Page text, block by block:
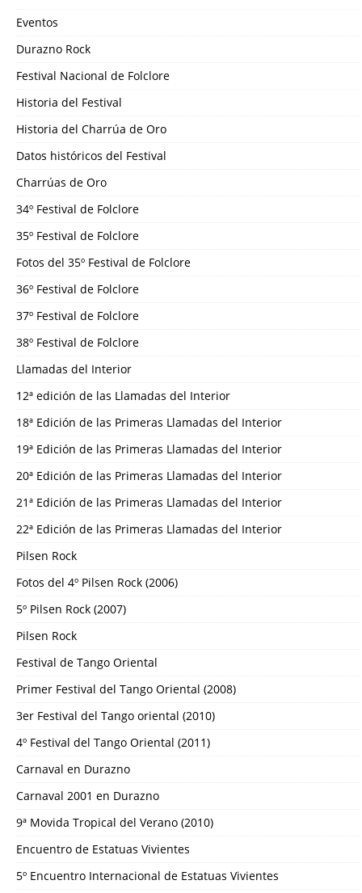
Eventos
Durazno Rock
Festival Nacional de Folclore
Historia del Festival
Historia del Charrúa de Oro
Datos históricos del Festival
Charrúas de Oro
34º Festival de Folclore
35º Festival de Folclore
Fotos del 35º Festival de Folclore
36º Festival de Folclore
37º Festival de Folclore
38º Festival de Folclore
Llamadas del Interior
12ª edición de las Llamadas del Interior
18ª Edición de las Primeras Llamadas del Interior
19ª Edición de las Primeras Llamadas del Interior
20ª Edición de las Primeras Llamadas del Interior
21ª Edición de las Primeras Llamadas del Interior
22ª Edición de las Primeras Llamadas del Interior
Pilsen Rock
Fotos del 4º Pilsen Rock (2006)
5º Pilsen Rock (2007)
Pilsen Rock
Festival de Tango Oriental
Primer Festival del Tango Oriental (2008)
3er Festival del Tango oriental (2010)
4º Festival del Tango Oriental (2011)
Carnaval en Durazno
Carnaval 2001 en Durazno
9ª Movida Tropical del Verano (2010)
Encuentro de Estatuas Vivientes
5º Encuentro Internacional de Estatuas Vivientes